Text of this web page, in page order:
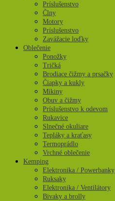
Príslušenstvo
Člny
Motory
Príslušenstvo
Zavážacie loďky
Oblečenie
Ponožky
Tričká
Brodiace čižmy a prsačky
Čiapky a kukly
Mikiny
Obuv a čižmy
Príslušenstvo k odevom
Rukavice
Slnečné okuliare
Tepláky a kraťasy
Termoprádlo
Vrchné oblečenie
Kemping
Elektronika / Powerbanky
Ruksaky
Elektronika / Ventilátory
Bivaky a brolly